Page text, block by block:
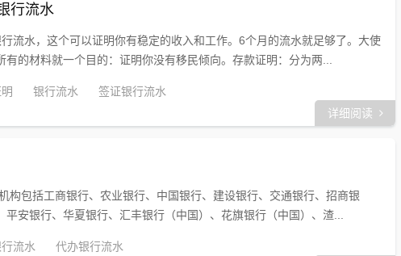
行流水
流水，这个可以证明你有稳定的收入和工作。6个月的流水就足够了。大使
的材料就一个目的：证明你没有移民倾向。存款证明：分为两...
银行流水
签证银行流水
详细阅读
构包括工商银行、农业银行、中国银行、建设银行、交通银行、招商银
安银行、华夏银行、汇丰银行（中国）、花旗银行（中国）、渣...
流水
代办银行流水